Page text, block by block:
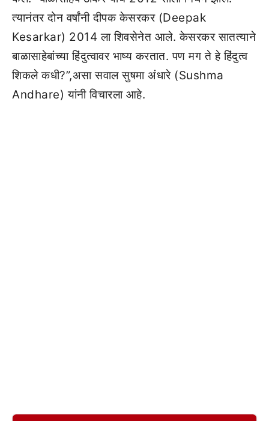
त्यानंतर दोन वर्षांनी दीपक केसरकर (Deepak
Kesarkar) 2014 ला शिवसेनेत आले. केसरकर सातत्याने
बाळासाहेबांच्या हिंदुत्वावर भाष्य करतात. पण मग ते हे हिंदुत्व
शिकले कधी?”,असा सवाल सुषमा अंधारे (Sushma
Andhare) यांनी विचारला आहे.